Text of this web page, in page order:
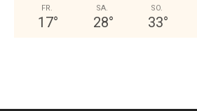
FR.
17°
SA.
28°
SO.
33°